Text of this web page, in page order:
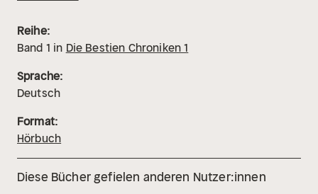
Reihe:
Band 1 in Die Bestien Chroniken 1
Sprache:
Deutsch
Format:
Hörbuch
Diese Bücher gefielen anderen Nutzer:innen